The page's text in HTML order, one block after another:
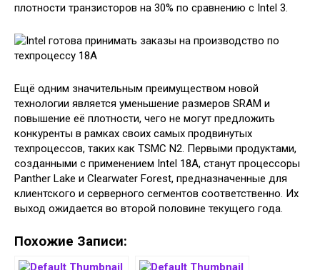
плотности транзисторов на 30% по сравнению с Intel 3.
Ещё одним значительным преимуществом новой
технологии является уменьшение размеров SRAM и
повышение её плотности, чего не могут предложить
конкуренты в рамках своих самых продвинутых
техпроцессов, таких как TSMC N2. Первыми продуктами,
созданными с применением Intel 18A, станут процессоры
Panther Lake и Clearwater Forest, предназначенные для
клиентского и серверного сегментов соответственно. Их
выход ожидается во второй половине текущего года.
Похожие Записи: